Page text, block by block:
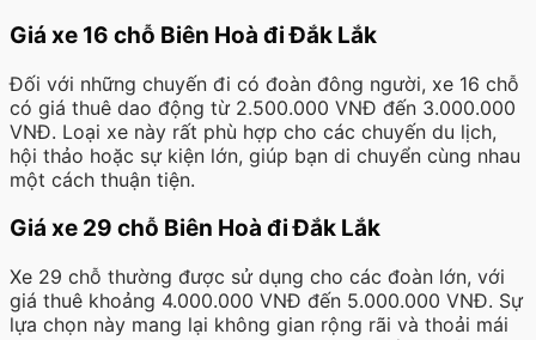
Giá xe 16 chỗ Biên Hoà đi Đắk Lắk
Đối với những chuyến đi có đoàn đông người, xe 16 chỗ
có giá thuê dao động từ 2.500.000 VNĐ đến 3.000.000
VNĐ. Loại xe này rất phù hợp cho các chuyến du lịch,
hội thảo hoặc sự kiện lớn, giúp bạn di chuyển cùng nhau
một cách thuận tiện.
Giá xe 29 chỗ Biên Hoà đi Đắk Lắk
Xe 29 chỗ thường được sử dụng cho các đoàn lớn, với
giá thuê khoảng 4.000.000 VNĐ đến 5.000.000 VNĐ. Sự
lựa chọn này mang lại không gian rộng rãi và thoải mái